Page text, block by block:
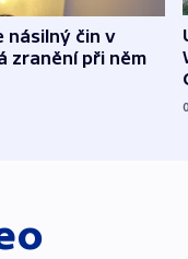
násilný čin v
zranění při něm